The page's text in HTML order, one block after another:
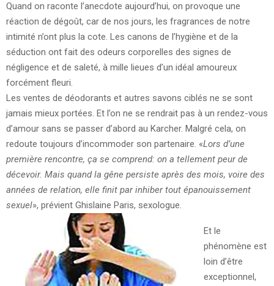
Quand on raconte l’anecdote aujourd’hui, on provoque une
réaction de dégoût, car de nos jours, les fragrances de notre
intimité n’ont plus la cote. Les canons de l’hygiène et de la
séduction ont fait des odeurs corporelles des signes de
négligence et de saleté, à mille lieues d’un idéal amoureux
forcément fleuri.
Les ventes de déodorants et autres savons ciblés ne se sont
jamais mieux portées. Et l’on ne se rendrait pas à un rendez-vous
d’amour sans se passer d’abord au Karcher. Malgré cela, on
redoute toujours d’incommoder son partenaire. «Lors d’une
première rencontre, ça se comprend: on a tellement peur de
décevoir. Mais quand la gêne persiste après des mois, voire des
années de relation, elle finit par inhiber tout épanouissement
sexuel», prévient Ghislaine Paris, sexologue.
Et le
phénomène est
loin d’être
exceptionnel,